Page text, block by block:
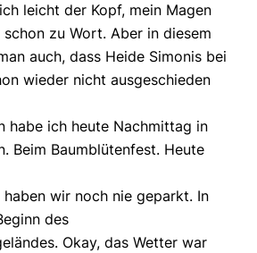
leicht der Kopf, mein Magen
zu Wort. Aber in diesem
auch, dass Heide Simonis bei
wieder nicht ausgeschieden
habe ich heute Nachmittag in
Beim Baumblütenfest. Heute
wir noch nie geparkt. In
des
Okay, das Wetter war